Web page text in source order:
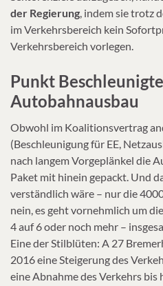
der Regierung , indem sie trotz
im Verkehrsbereich kein
Verkehrsbereich vorlegen.
Punkt
Autobahnausbau
Obwohl im Koalitionsvertrag
(Beschleunigung für EE,
nach langem Vorgeplänkel die
Paket mit hinein gepackt. Und
verständlich wäre – nur die
nein, es geht vornehmlich um
4 auf 6 oder noch mehr –
Eine der Stilblüten: A 27
2016 eine Steigerung des
eine Abnahme des Verkehrs bis